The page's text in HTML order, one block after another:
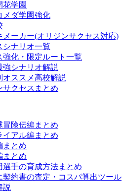
花学園
メダ学園強化
メーカー(オリジンサクセス対応)
シナリオ一覧
強化・限定ルート一覧
強シナリオ解説
オススメ高校解説
サクセスまとめ
冒険伝編まとめ
イアル編まとめ
まとめ
まとめ
選手の育成方法まとめ
契約書の査定・コスパ算出ツール
説